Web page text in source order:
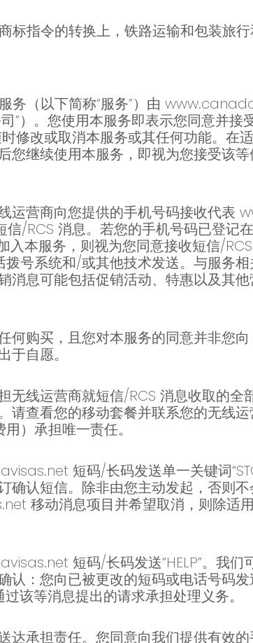
标指令的转换上，铁路运输和包装旅行
（以下简称“服务”）由
”）。您使用本服务即表示您同意并接
修改或取消本服务或其任何功能。在
您继续使用本服务，即视为您接受该
运营商向您提供的手机号码接收代
/RCS 消息。若您的手机号码已登记
本服务，则视为您同意接收短信/
号系统和/或其他技术发送。与服务
消息可能包括促销活动、特惠以及其
何购买，且您对本服务的同意并非
自愿。
无线运营商就短信/RCS 消息收取的全
请查看您的移动套餐并联系您的无线
）承担唯一责任。
短码/长码发送单一关键词
确认短信。除非由您主动发起，否则
移动消息项目并希望取消，则除适
短码/长码发送“HELP”。我们
：您向已被更改的短码或电话号码
该等消息提出的请求承担处理义务。
承担责任。您同意向我们提供有效